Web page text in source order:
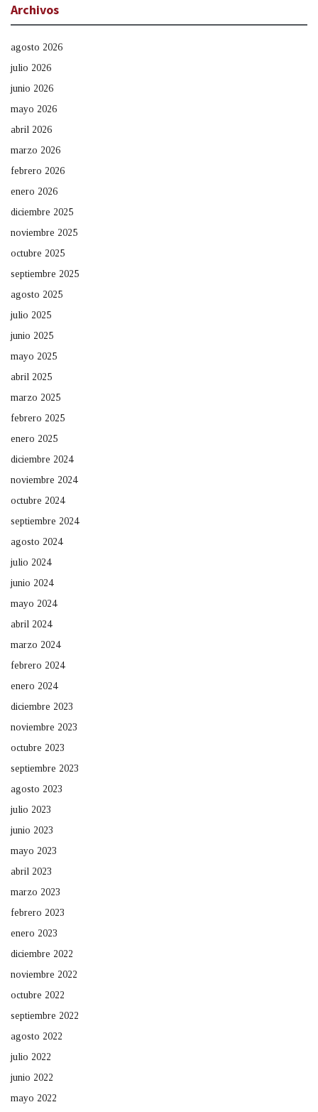
Archivos
agosto 2026
julio 2026
junio 2026
mayo 2026
abril 2026
marzo 2026
febrero 2026
enero 2026
diciembre 2025
noviembre 2025
octubre 2025
septiembre 2025
agosto 2025
julio 2025
junio 2025
mayo 2025
abril 2025
marzo 2025
febrero 2025
enero 2025
diciembre 2024
noviembre 2024
octubre 2024
septiembre 2024
agosto 2024
julio 2024
junio 2024
mayo 2024
abril 2024
marzo 2024
febrero 2024
enero 2024
diciembre 2023
noviembre 2023
octubre 2023
septiembre 2023
agosto 2023
julio 2023
junio 2023
mayo 2023
abril 2023
marzo 2023
febrero 2023
enero 2023
diciembre 2022
noviembre 2022
octubre 2022
septiembre 2022
agosto 2022
julio 2022
junio 2022
mayo 2022